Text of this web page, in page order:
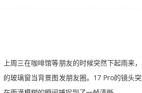
上周三在咖啡馆等朋友的时候突然下起雨来
的玻璃窗当背景图发朋友圈。17 Pro的镜头